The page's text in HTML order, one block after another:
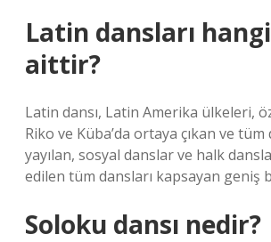
Latin dansları
aittir?
Latin dansı, Latin Amerika ülkeleri,
Riko ve Küba’da ortaya çıkan ve tüm
yayılan, sosyal danslar ve halk
edilen tüm dansları kapsayan geniş
Soloku dansı nedir?